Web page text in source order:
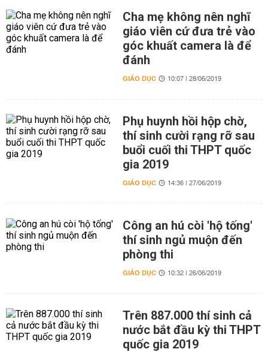
Cha mẹ không nên nghĩ
giáo viên cứ đưa trẻ vào
góc khuất camera là để
đánh
GIÁO DỤC 10:07 | 28/06/2019
Phụ huynh hồi hộp chờ,
thí sinh cười rạng rỡ sau
buổi cuối thi THPT quốc
gia 2019
GIÁO DỤC 14:36 | 27/06/2019
Công an hú còi 'hộ tống'
thí sinh ngủ muộn đến
phòng thi
GIÁO DỤC 10:32 | 26/06/2019
Trên 887.000 thí sinh cả
nước bắt đầu kỳ thi THPT
quốc gia 2019